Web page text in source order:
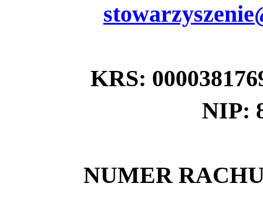
KRS:
NIP:
NUMER